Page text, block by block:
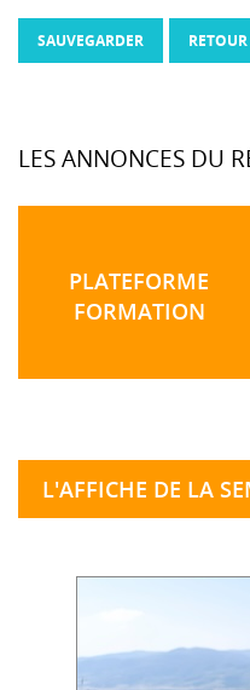
SAUVEGARDER RETOUR
LES ANNONCES DU
PLATEFORME
FORMATION
L'AFFICHE DE LA